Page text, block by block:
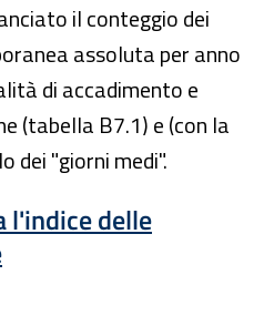
il conteggio dei
assoluta per anno
di accadimento e
(tabella B7.1) e (con la
dei "giorni medi".
l'indice delle